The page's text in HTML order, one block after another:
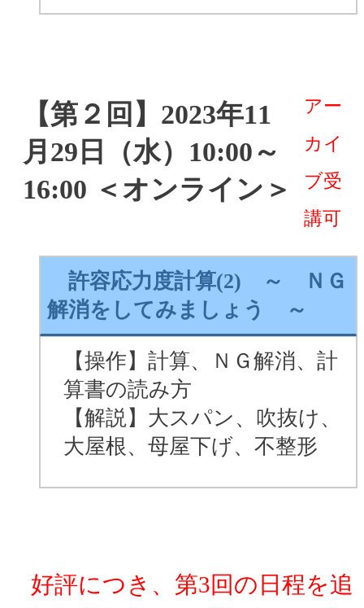
【第２回】2023年11
月29日（水）10:00～
16:00 ＜オンライン＞
アー
カイ
ブ受
講可
許容応力度計算(2) ～ ＮＧ
解消をしてみましょう ～
【操作】計算、ＮＧ解消、計
算書の読み方
【解説】大スパン、吹抜け、
大屋根、母屋下げ、不整形
好評につき、第3回の日程を追